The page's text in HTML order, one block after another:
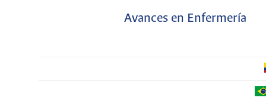
Avances en Enfermería